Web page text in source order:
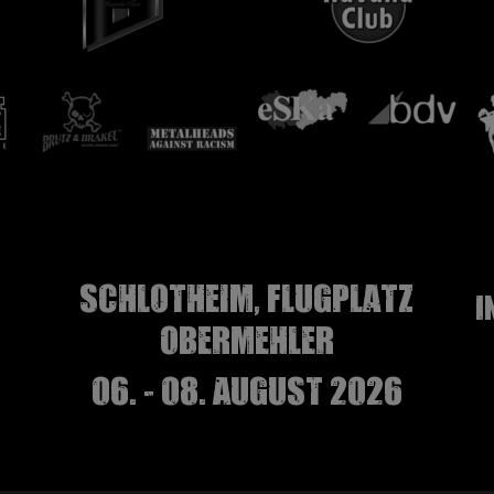
Schlotheim, Flugplatz
Obermehler
06. - 08. August 2026